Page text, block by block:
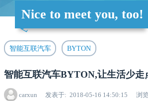
Nice to meet you, too!
智能互联汽车 BYTON
智能互联汽车BYTON,让生活少走
carxun 发表于 2018-05-16 14:50:15 浏